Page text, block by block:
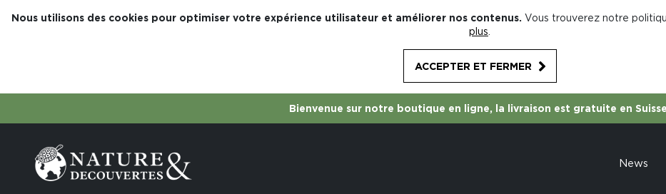
Nous utilisons des cookies pour optimiser votre expérience utilisateur et améliorer nos contenus. Vous trouverez notre
plus
ACCEPTER ET FERMER
Bienvenue sur notre boutique en ligne, la livraison est gratuite en
News